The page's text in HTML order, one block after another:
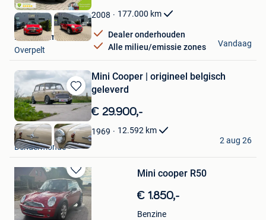
Favorieten
2008 177.000 km
Dealer onderhouden
Alle milieu/emissie zones
PCS Automotive
Overpelt
Vandaag
Bewaren
in
Favorieten
Mini Cooper | origineel belgisch
geleverd
€ 29.900,-
1969 12.592 km
Funcars
Dendermonde
2 aug 26
Bewaren
in
Mijn
Favorieten
Mini cooper R50
€ 1.850,-
Benzine